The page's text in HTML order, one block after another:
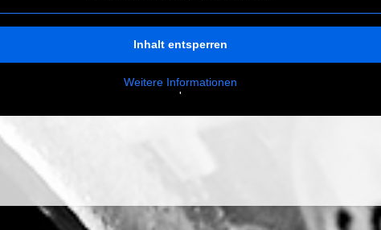
Inhalt entsperren
Weitere Informationen
'